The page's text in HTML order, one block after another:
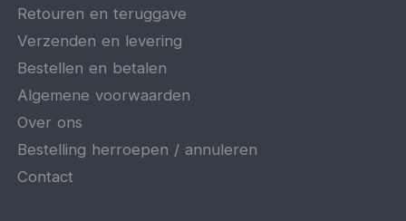
Retouren en teruggave
Verzenden en levering
Bestellen en betalen
Algemene voorwaarden
Over ons
Bestelling herroepen / annuleren
Contact